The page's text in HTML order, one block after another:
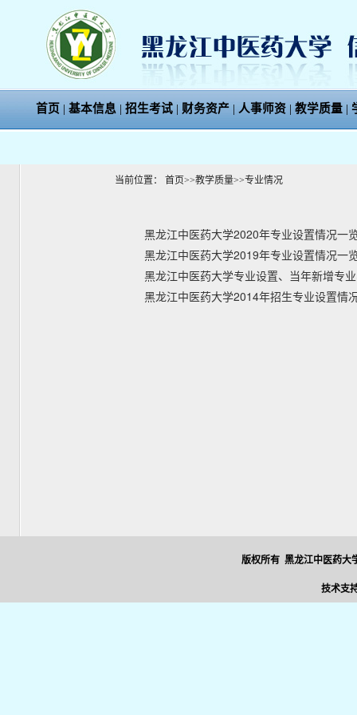
首页 | 基本信息 | 招生考试 | 财务资产 | 人事师资 | 教学质量 |
当前位置： 首页>>教学质量>>专业情况
黑龙江中医药大学2020年专业设置情况一
黑龙江中医药大学2019年专业设置情况一
黑龙江中医药大学专业设置、当年新增专
黑龙江中医药大学2014年招生专业设置情
版权所有 黑龙江中医药大
技术支